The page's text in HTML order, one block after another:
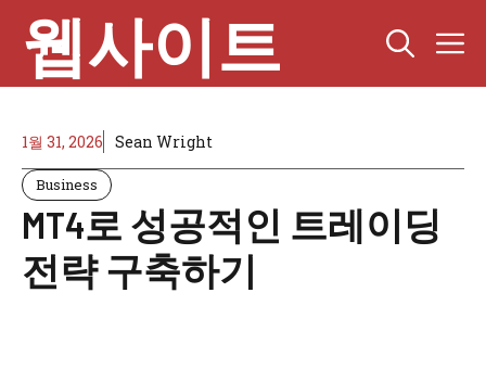
content
웹사이트
1월 31, 2026 Sean Wright
Business
MT4로 성공적인 트레이딩
전략 구축하기